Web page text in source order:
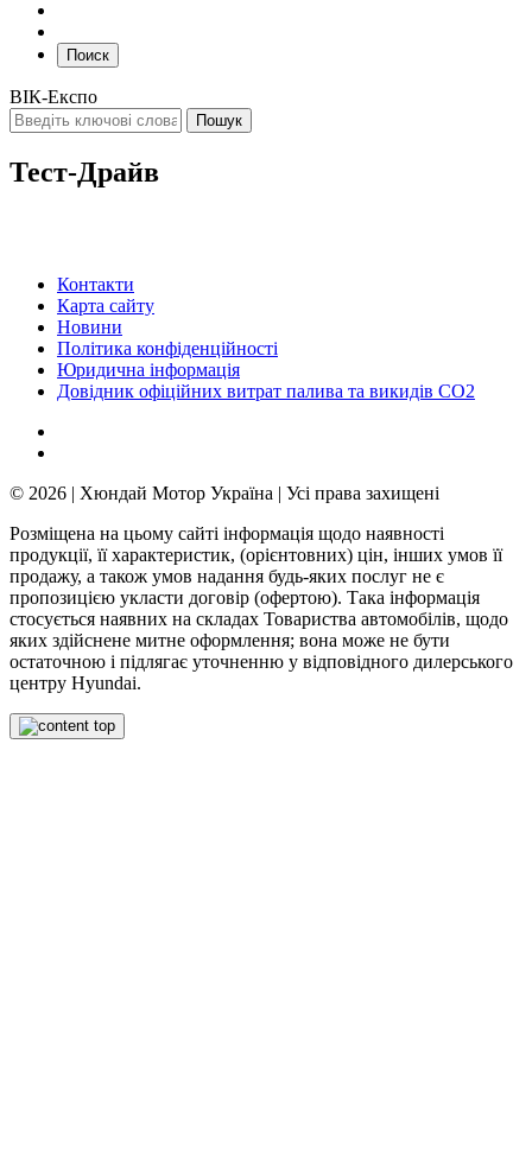
Поиск
ВІК-Експо
Тест-Драйв
Контакти
Карта сайту
Новини
Політика конфіденційності
Юридична інформація
Довідник офіційних витрат палива та викидів СО2
© 2026 | Хюндай Мотор Україна | Усі права захищені
Розміщена на цьому сайті інформація щодо наявності
продукції, її характеристик, (орієнтовних) цін, інших умов її
продажу, а також умов надання будь-яких послуг не є
пропозицією укласти договір (офертою). Така інформація
стосується наявних на складах Товариства автомобілів, щодо
яких здійснене митне оформлення; вона може не бути
остаточною і підлягає уточненню у відповідного дилерського
центру Hyundai.